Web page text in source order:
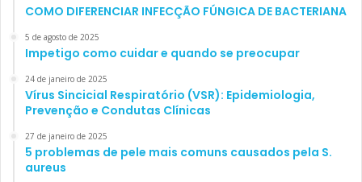
COMO DIFERENCIAR INFECÇÃO FÚNGICA DE BACTERIANA
5 de agosto de 2025
Impetigo como cuidar e quando se preocupar
24 de janeiro de 2025
Vírus Sincicial Respiratório (VSR): Epidemiologia,
Prevenção e Condutas Clínicas
27 de janeiro de 2025
5 problemas de pele mais comuns causados pela S.
aureus